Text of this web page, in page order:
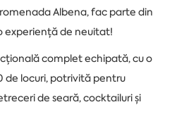
Albena, fac parte din
experiență de neuitat!
complet echipată, cu o
locuri, potrivită pentru
de seară, cocktailuri și